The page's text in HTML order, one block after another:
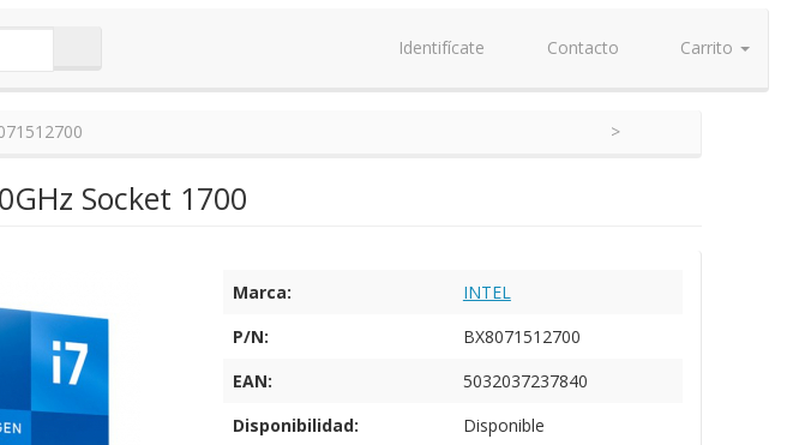
Identifícate Contacto Carrito
Socket 1700
Marca:
INTEL
P/N:
BX8071512700
EAN:
5032037237840
Disponibilidad:
Disponible